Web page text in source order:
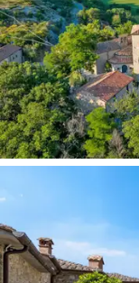
verleiht. Das aus
bestehende
Innenräume. Im
elegante
perfekt, um den
Komfort zu
sich ein
intimere, aber
finden wir
Kücheund einen
den perfekten